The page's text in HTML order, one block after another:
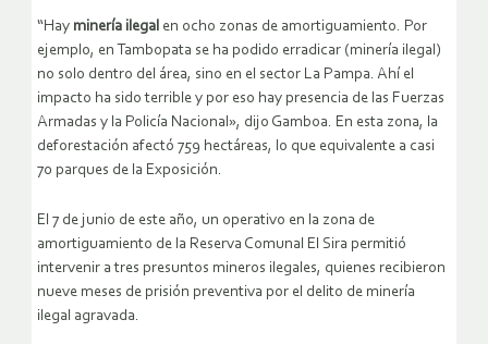
“Hay minería ilegal en ocho zonas de amortiguamiento. Por
ejemplo, en Tambopata se ha podido erradicar (minería ilegal)
no solo dentro del área, sino en el sector La Pampa. Ahí el
impacto ha sido terrible y por eso hay presencia de las Fuerzas
Armadas y la Policía Nacional», dijo Gamboa. En esta zona, la
deforestación afectó 759 hectáreas, lo que equivalente a casi
70 parques de la Exposición.
El 7 de junio de este año, un operativo en la zona de
amortiguamiento de la Reserva Comunal El Sira permitió
intervenir a tres presuntos mineros ilegales, quienes recibieron
nueve meses de prisión preventiva por el delito de minería
ilegal agravada.